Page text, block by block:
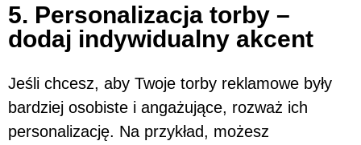
5. Personalizacja torby –
dodaj indywidualny akcent
Jeśli chcesz, aby Twoje torby reklamowe były
bardziej osobiste i angażujące, rozważ ich
personalizację. Na przykład, możesz